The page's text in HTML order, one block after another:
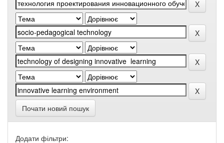
Почати новий пошук
Додати фільтри: